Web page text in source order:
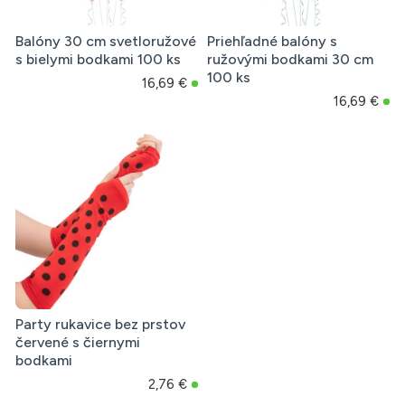
Balóny 30 cm svetloružové
s bielymi bodkami 100 ks
16,69 €
Priehľadné balóny s
ružovými bodkami 30 cm
100 ks
16,69 €
Party rukavice bez prstov
červené s čiernymi
bodkami
2,76 €